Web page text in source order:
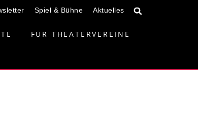
Spiel & Bühne Aktuelles
FÜR THEATERVEREINE